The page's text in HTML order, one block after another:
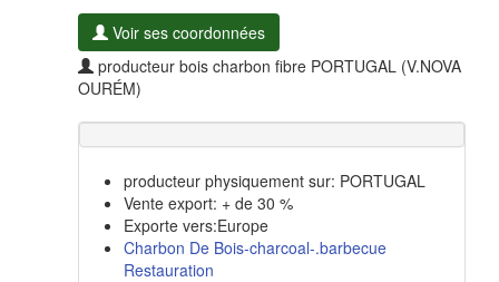
Voir ses coordonnées
producteur bois charbon fibre PORTUGAL (V.NOVA
OURÉM)
producteur physiquement sur: PORTUGAL
Vente export: + de 30 %
Exporte vers:Europe
Charbon De Bois-charcoal-.barbecue
Restauration